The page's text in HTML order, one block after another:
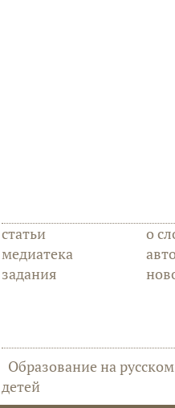
статьи
медиатека
задания
о
Образование на русском
детей